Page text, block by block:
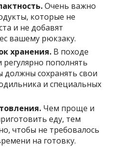
Очень важно
которые не
и не добавят
вашему рюкзаку.
хранения. В походе
пополнять
должны сохранять свои
и специальных
Чем проще и
еду, тем
чтобы не требовалось
на готовку.